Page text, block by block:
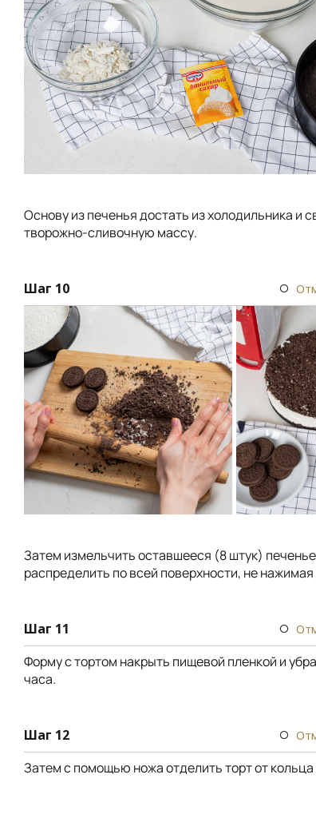
Основу из печенья достать из холодильника и
творожно-сливочную массу.
Шаг 10
Затем измельчить оставшееся (8 штук)
распределить по всей поверхности, не
Шаг 11
Форму с тортом накрыть пищевой пленкой и
часа.
Шаг 12
Затем с помощью ножа отделить торт от